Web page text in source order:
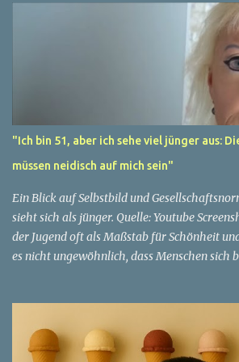
"Ich bin 51, aber ich sehe viel jünger aus:
müssen neidisch auf mich sein"
Ein Blick auf Selbstbild und
sieht sich als jünger. Quelle: Youtube
der Jugend oft als Maßstab für Schönheit
es nicht ungewöhnlich, dass Menschen sich
faszinierendes Beispiel für diese Diskrepanz
einer 51-jährigen Frau, deren Überzeugung